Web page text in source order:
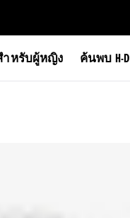
ำหรับผู้หญิง ค้นพบ H-D